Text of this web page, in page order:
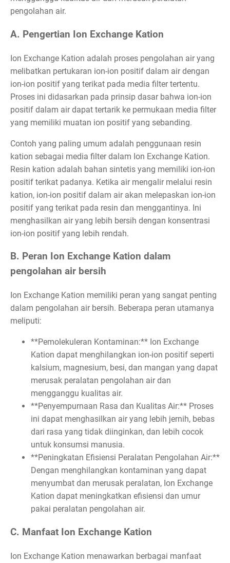
pengolahan air.
A. Pengertian Ion Exchange Kation
Ion Exchange Kation adalah proses pengolahan air yang
melibatkan pertukaran ion-ion positif dalam air dengan
ion-ion positif yang terikat pada media filter tertentu.
Proses ini didasarkan pada prinsip dasar bahwa ion-ion
positif dalam air dapat tertarik ke permukaan media filter
yang memiliki muatan ion positif yang sebanding.
Contoh yang paling umum adalah penggunaan resin
kation sebagai media filter dalam Ion Exchange Kation.
Resin kation adalah bahan sintetis yang memiliki ion-ion
positif terikat padanya. Ketika air mengalir melalui resin
kation, ion-ion positif dalam air akan melepaskan ion-ion
positif yang terikat pada resin dan menggantinya. Ini
menghasilkan air yang lebih bersih dengan konsentrasi
ion-ion positif yang lebih rendah.
B. Peran Ion Exchange Kation dalam
pengolahan air bersih
Ion Exchange Kation memiliki peran yang sangat penting
dalam pengolahan air bersih. Beberapa peran utamanya
meliputi:
**Pemolekuleran Kontaminan:** Ion Exchange
Kation dapat menghilangkan ion-ion positif seperti
kalsium, magnesium, besi, dan mangan yang dapat
merusak peralatan pengolahan air dan
mengganggu kualitas air.
**Penyempurnaan Rasa dan Kualitas Air:** Proses
ini dapat menghasilkan air yang lebih jernih, bebas
dari rasa yang tidak diinginkan, dan lebih cocok
untuk konsumsi manusia.
**Peningkatan Efisiensi Peralatan Pengolahan Air:**
Dengan menghilangkan kontaminan yang dapat
menyumbat dan merusak peralatan, Ion Exchange
Kation dapat meningkatkan efisiensi dan umur
pakai peralatan pengolahan air.
C. Manfaat Ion Exchange Kation
Ion Exchange Kation menawarkan berbagai manfaat